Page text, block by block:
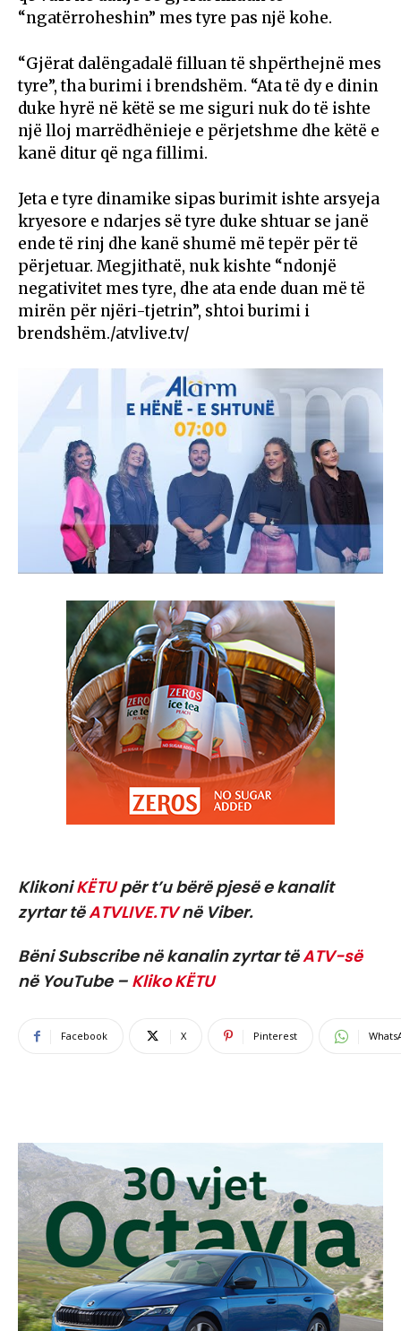
“ngatërroheshin” mes tyre pas një kohe.
“Gjërat dalëngadalë filluan të shpërthejnë mes
tyre”, tha burimi i brendshëm. “Ata të dy e dinin
duke hyrë në këtë se me siguri nuk do të ishte
një lloj marrëdhënieje e përjetshme dhe këtë e
kanë ditur që nga fillimi.
Jeta e tyre dinamike sipas burimit ishte arsyeja
kryesore e ndarjes së tyre duke shtuar se janë
ende të rinj dhe kanë shumë më tepër për të
përjetuar. Megjithatë, nuk kishte “ndonjë
negativitet mes tyre, dhe ata ende duan më të
mirën për njëri-tjetrin”, shtoi burimi i
brendshëm./atvlive.tv/
KlikoniKËTUpër t’u bërë pjesë e kanalit
zyrtar tëATVLIVE.TVnë Viber.
Bëni Subscribe në kanalin zyrtar tëATV-së
në YouTube – Kliko KËTU
Facebook X Pinterest